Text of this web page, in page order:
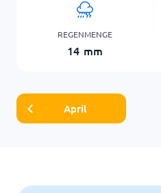
REGENMENGE
14 mm
April